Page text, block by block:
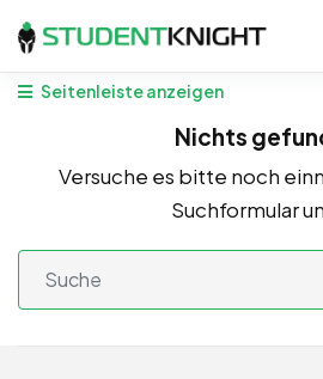
Seitenleiste anzeigen
Nichts
Versuche es bitte noch
Suchformular